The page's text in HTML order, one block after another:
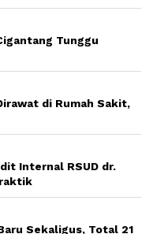
Tunggu
di Rumah Sakit,
Internal RSUD dr.
Sekaligus, Total 21